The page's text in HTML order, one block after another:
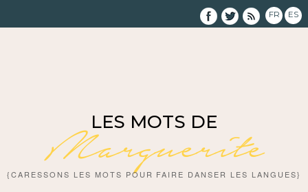
FR ES
LES MOTS DE
Marguerite
{CARESSONS LES MOTS POUR FAIRE DANSER LES LANGUES}